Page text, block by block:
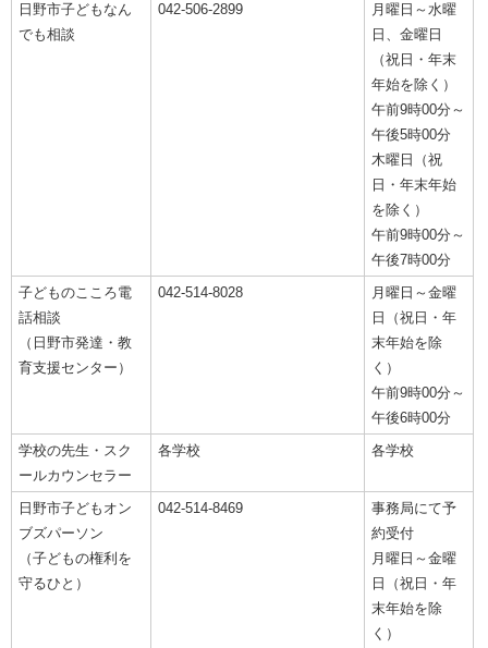
日野市子どもなん
でも相談
042-506-2899
月曜日～水曜
日、金曜日
（祝日・年末
年始を除く）
午前9時00分～
午後5時00分
木曜日（祝
日・年末年始
を除く）
午前9時00分～
午後7時00分
子どものこころ電
話相談
（日野市発達・教
育支援センター）
042-514-8028
月曜日～金曜
日（祝日・年
末年始を除
く）
午前9時00分～
午後6時00分
学校の先生・スク
ールカウンセラー
各学校 各学校
日野市子どもオン
ブズパーソン
（子どもの権利を
守るひと）
042-514-8469
事務局にて予
約受付
月曜日～金曜
日（祝日・年
末年始を除
く）